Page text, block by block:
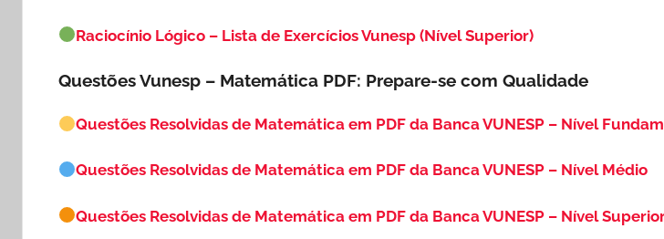
Raciocínio Lógico – Lista de Exercícios Vunesp (Nível Superior)
Questões Vunesp – Matemática PDF: Prepare-se com Qualidade
Questões Resolvidas de Matemática em PDF da Banca VUNESP – Nível
Questões Resolvidas de Matemática em PDF da Banca VUNESP – Nível Médio
Questões Resolvidas de Matemática em PDF da Banca VUNESP – Nível